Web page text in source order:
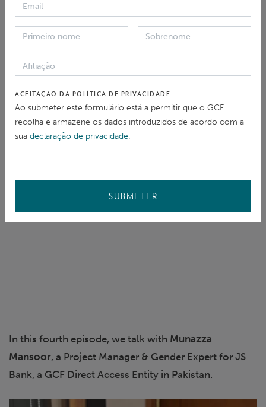
In this fourth episode, we talk with Munazza
Mansoor, a Project Manager & Gender Expert for JS
Bank, a GCF Direct Access Entity in Pakistan.
ACEITAÇÃO DA POLÍTICA DE PRIVACIDADE
Ao submeter este formulário está a permitir que o GCF
recolha e armazene os dados introduzidos de acordo com a
sua declaração de privacidade.
SUBMETER